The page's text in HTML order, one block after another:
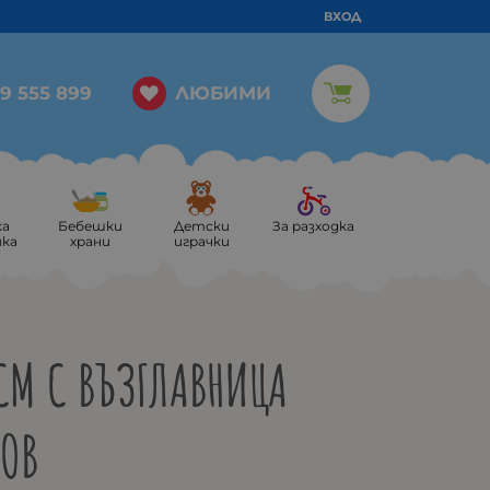
ВХОД
555 899 ЛЮБИМИ
Бебешки
храни
Детски
играчки
За разходка
С ВЪЗГЛАВНИЦА